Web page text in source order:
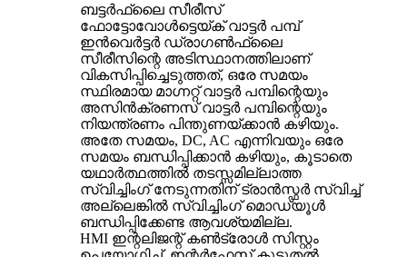
ബട്ടർഫ്ലൈ സീരീസ്
ഫോട്ടോവോൾട്ടെയ്ക് വാട്ടർ പമ്പ്
ഇൻവെർട്ടർ ഡ്രാഗൺഫ്ലൈ
സീരീസിന്റെ അടിസ്ഥാനത്തിലാണ്
വികസിപ്പിച്ചെടുത്തത്, ഒരേ സമയം
സ്ഥിരമായ മാഗ്നറ്റ് വാട്ടർ പമ്പിന്റെയും
അസിൻക്രണസ് വാട്ടർ പമ്പിന്റെയും
നിയന്ത്രണം പിന്തുണയ്ക്കാൻ കഴിയും.
അതേ സമയം, DC, AC എന്നിവയും ഒരേ
സമയം ബന്ധിപ്പിക്കാൻ കഴിയും, കൂടാതെ
യഥാർത്ഥത്തിൽ തടസ്സമില്ലാത്ത
സ്വിച്ചിംഗ് നേടുന്നതിന് ട്രാൻസ്ഫർ സ്വിച്ച്
അല്ലെങ്കിൽ സ്വിച്ചിംഗ് മൊഡ്യൂൾ
ബന്ധിപ്പിക്കേണ്ട ആവശ്യമില്ല.
HMI ഇന്റലിജന്റ് കൺട്രോൾ സിസ്റ്റം